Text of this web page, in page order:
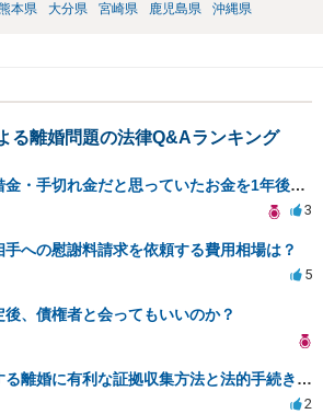
本県 大分県 宮崎県 鹿児島県 沖縄県
る離婚問題の法律Q&Aランキング
ダブル不倫・借金・手切れ金だと思っていたお金を1年後いまさら脅迫罪として通知書が来てまとめて請求
3
への慰謝料請求を依頼する費用相場は？
5
、債権者と会ってもいいのか？
不貞行為に対する離婚に有利な証拠収集方法と法的手続きについて
2